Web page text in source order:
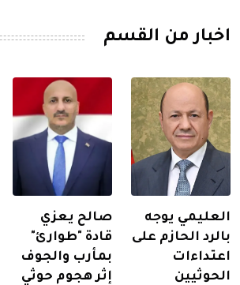
اخبار من القسم
العليمي يوجه
بالرد الحازم على
اعتداءات
الحوثيين
صالح يعزي
قادة "طوارئ"
بمأرب والجوف
إثر هجوم حوثي